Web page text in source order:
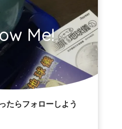
Me!
たらフォローしよう